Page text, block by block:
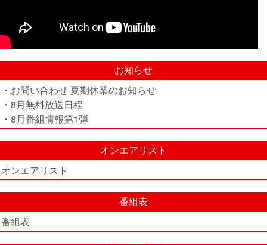
お知らせ
・お問い合わせ 夏期休業のお知らせ
・8月無料放送日程
・8月番組情報第1弾
オンエアリスト
オンエアリスト
番組表
番組表